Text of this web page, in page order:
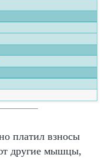
платил взносы
другие мышцы,